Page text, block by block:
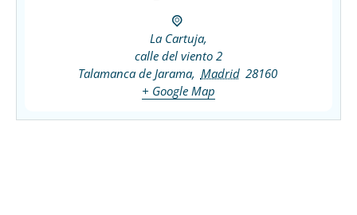
La Cartuja,
calle del viento 2
Talamanca de Jarama, Madrid 28160
+ Google Map